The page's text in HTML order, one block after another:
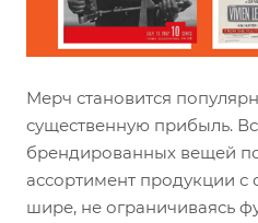
Мерч становится
существенную прибыль.
брендированных вещей
ассортимент продукции с
шире, не ограничиваясь